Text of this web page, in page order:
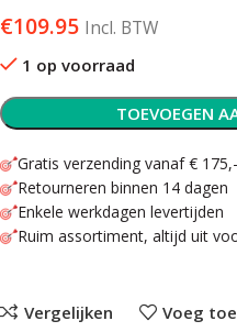
€109.95 Incl. BTW
1 op voorraad
TOEVOEGEN
Gratis verzending vanaf € 175,-
Retourneren binnen 14 dagen
Enkele werkdagen levertijden
Ruim assortiment, altijd uit
Vergelijken Voeg